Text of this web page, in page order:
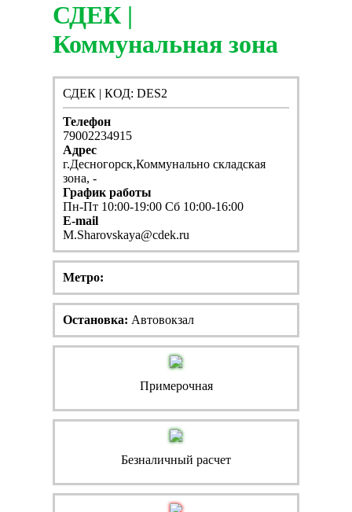
СДЕК |
Коммунальная зона
СДЕК | КОД: DES2
Телефон
79002234915
Адрес
г.Десногорск,Коммунально складская
зона, -
График работы
Пн-Пт 10:00-19:00 Сб 10:00-16:00
E-mail
M.Sharovskaya@cdek.ru
Метро:
Остановка: Автовокзал
Примерочная
Безналичный расчет